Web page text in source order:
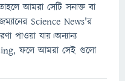
আমরা সেটি সনাক্ত বা
Science News'র
পাওয়া যায়।অন্যান্য
ফলে আমরা সেই গুলো